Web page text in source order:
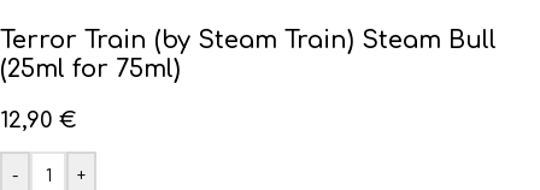
Terror Train (by Steam Train) Steam Bull
(25ml for 75ml)
12,90 €
- +